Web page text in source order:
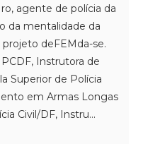
agente de polícia da
da mentalidade da
deFEMda-se.
Instrutora de
Superior de Polícia
em Armas Longas
Civil/DF, Instru...